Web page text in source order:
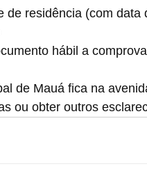
de residência (com
documento hábil a
de Mauá fica na
ou obter outros